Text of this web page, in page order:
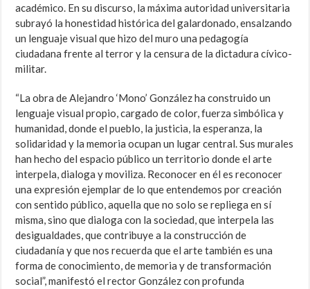
académico. En su discurso, la máxima autoridad universitaria
subrayó la honestidad histórica del galardonado, ensalzando
un lenguaje visual que hizo del muro una pedagogía
ciudadana frente al terror y la censura de la dictadura cívico-
militar.
“La obra de Alejandro ‘Mono’ González ha construido un
lenguaje visual propio, cargado de color, fuerza simbólica y
humanidad, donde el pueblo, la justicia, la esperanza, la
solidaridad y la memoria ocupan un lugar central. Sus murales
han hecho del espacio público un territorio donde el arte
interpela, dialoga y moviliza. Reconocer en él es reconocer
una expresión ejemplar de lo que entendemos por creación
con sentido público, aquella que no solo se repliega en sí
misma, sino que dialoga con la sociedad, que interpela las
desigualdades, que contribuye a la construcción de
ciudadanía y que nos recuerda que el arte también es una
forma de conocimiento, de memoria y de transformación
social”, manifestó el rector González con profunda